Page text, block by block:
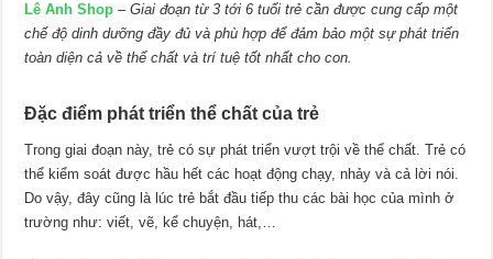
Lê Anh Shop –Giai đoạn từ 3 tới 6 tuổi trẻ cần được cung cấp một
chế độ dinh dưỡng đầy đủ và phù hợp để đảm bảo một sự phát triển
toàn diện cả về thể chất và trí tuệ tốt nhất cho con.
Đặc điểm phát triển thể chất của trẻ
Trong giai đoạn này, trẻ có sự phát triển vượt trội về thể chất. Trẻ có
thể kiểm soát được hầu hết các hoạt động chạy, nhảy và cả lời nói.
Do vậy, đây cũng là lúc trẻ bắt đầu tiếp thu các bài học của mình ở
trường như: viết, vẽ, kể chuyện, hát,…